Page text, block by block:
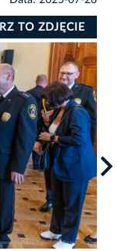
TO ZDJĘCIE